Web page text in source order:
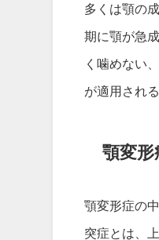
多くは顎の
期に顎が急
く噛めない
が適用され
顎変形
顎変形症の
突症とは、